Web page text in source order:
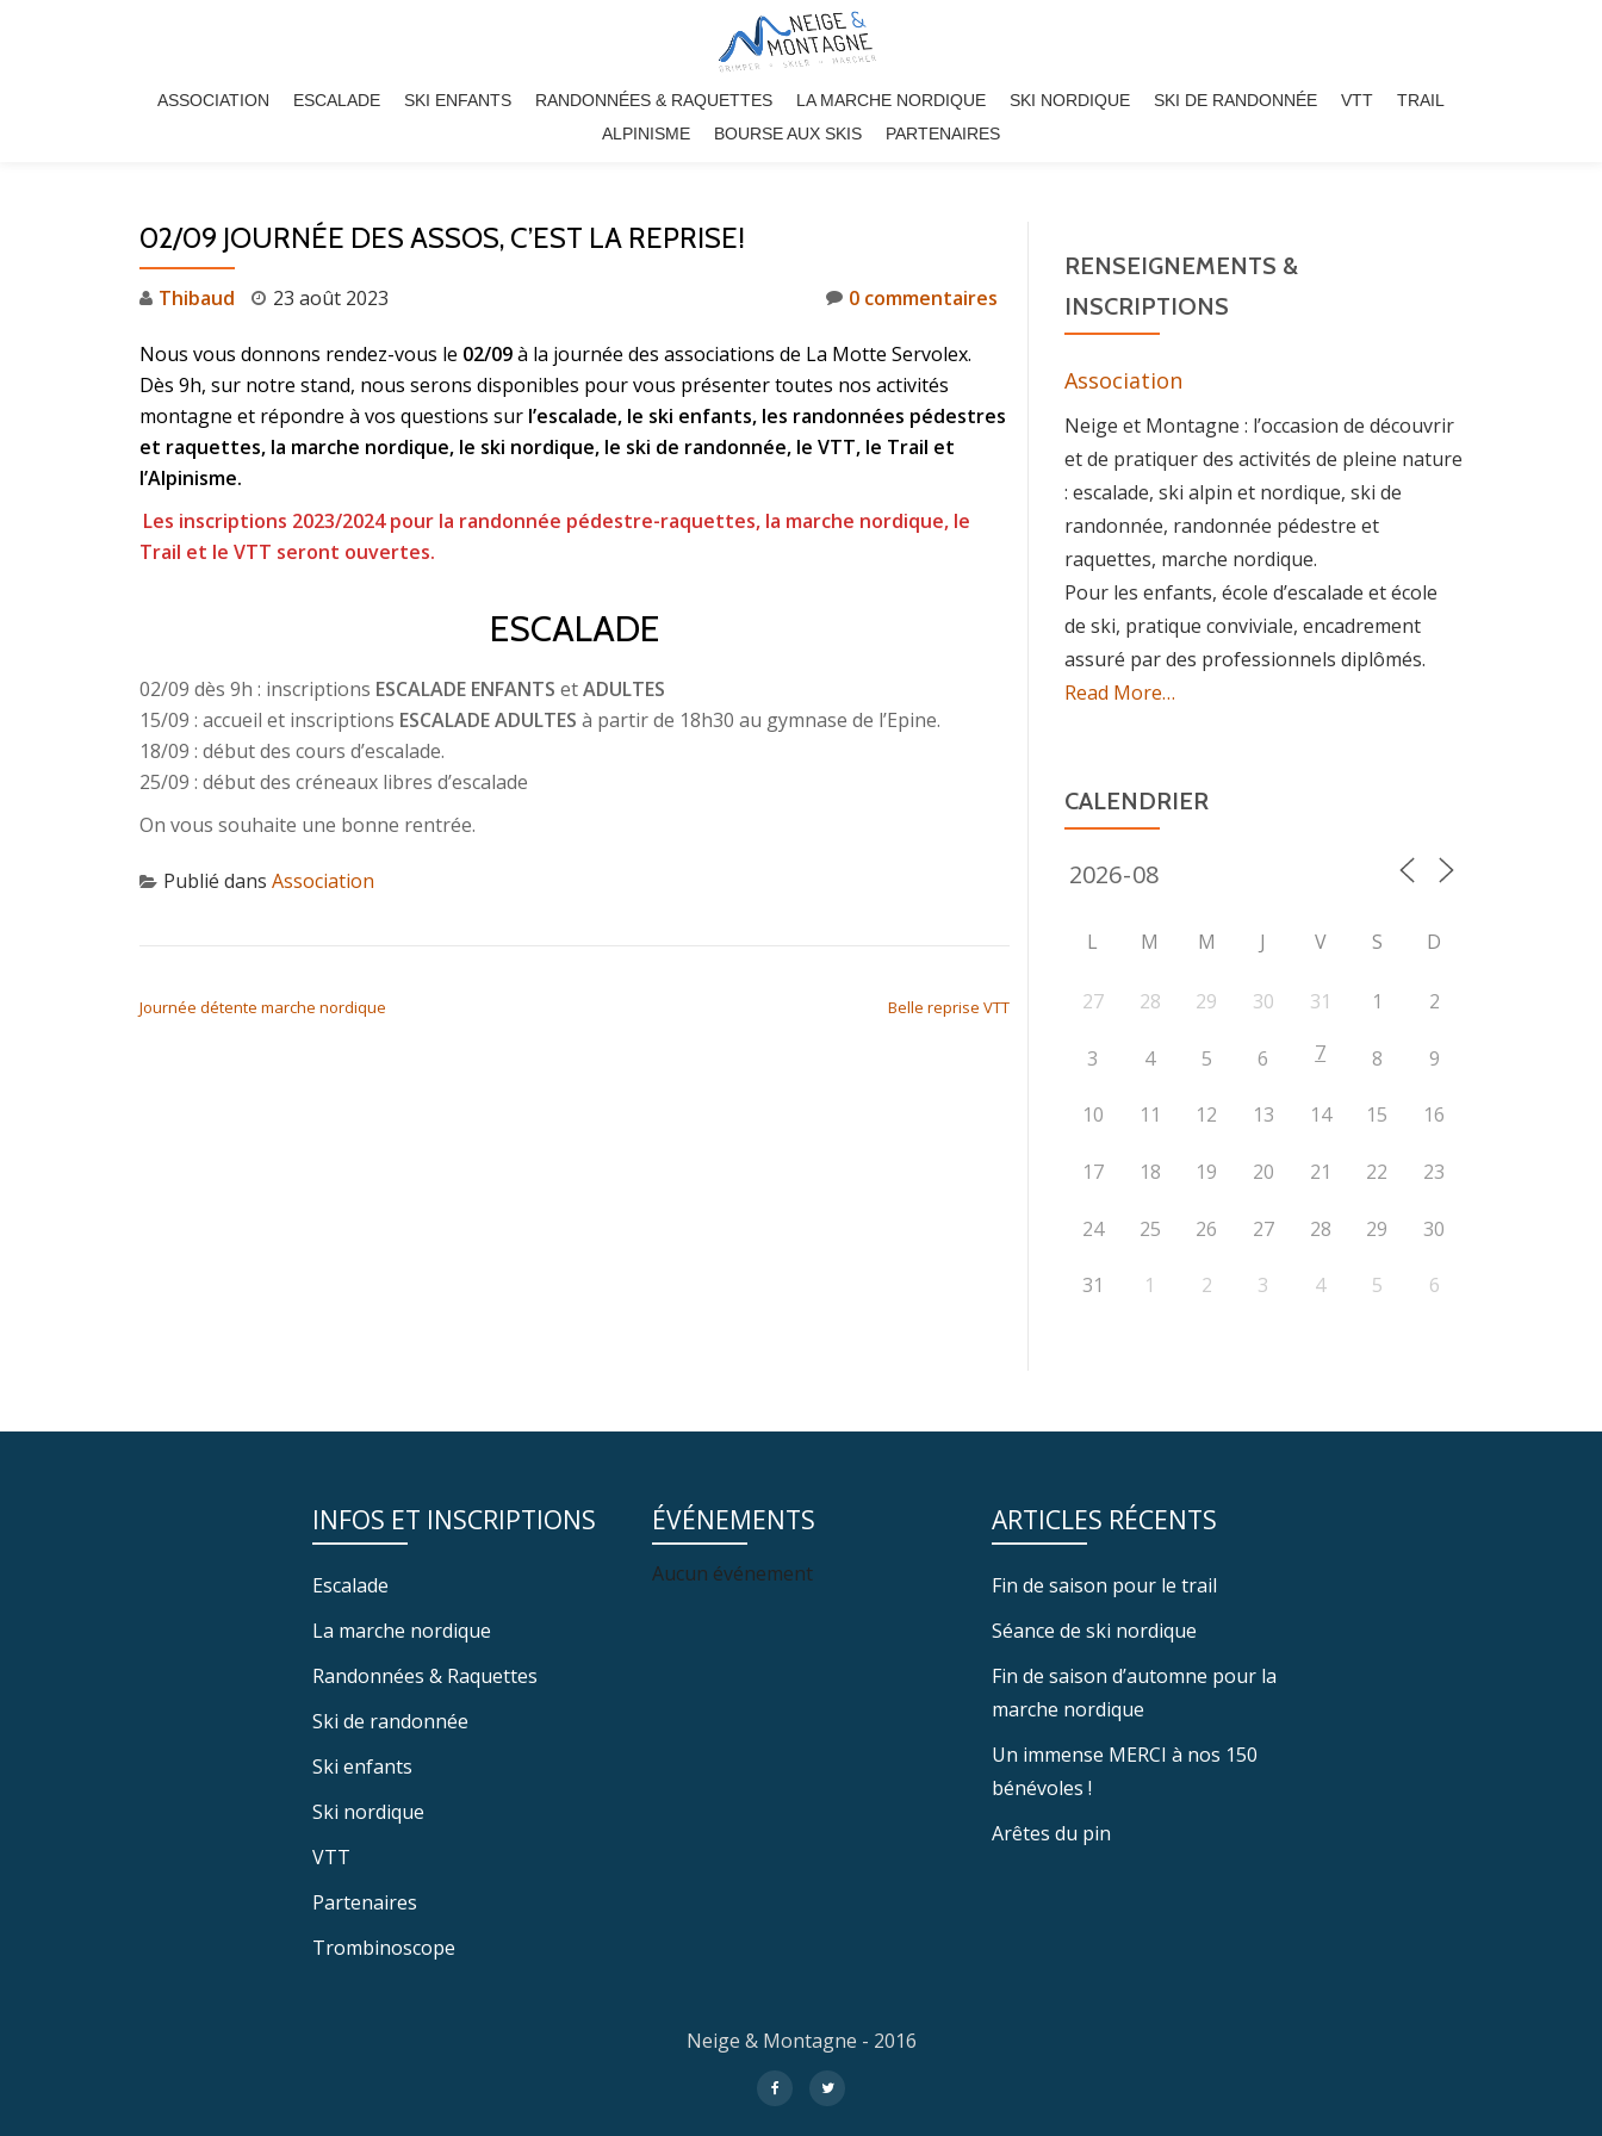
ASSOCIATION ESCALADE SKI ENFANTS RANDONNÉES & RAQUETTES LA MARCHE NORDIQUE SKI NORDIQUE SKI DE RANDONNÉE VTT
TRAIL
ALPINISME
BOURSE AUX SKIS PARTENAIRES
02/09 JOURNÉE DES ASSOS, C’EST LA REPRISE!
Thibaud 23 août 2023 0 commentaires
Nous vous donnons rendez-vous le 02/09à la journée des associations de La Motte Servolex.
Dès 9h, sur notre stand, nous serons disponibles pour vous présenter toutes nos activités
montagne et répondre à vos questions sur l’escalade, le ski enfants, les randonnées pédestres
et raquettes, la marche nordique, le ski nordique, le ski de randonnée, le VTT, le Trail et
l’Alpinisme.
Les inscriptions 2023/2024 pour la randonnée pédestre-raquettes, la marche nordique, le
Trail et le VTT seront ouvertes.
ESCALADE
02/09 dès 9h : inscriptions ESCALADE ENFANTS etADULTES
15/09 : accueil et inscriptions ESCALADE ADULTES à partir de 18h30 au gymnase de l’Epine.
18/09 : début des cours d’escalade.
25/09 : début des créneaux libres d’escalade
On vous souhaite une bonne rentrée.
Publié dans Association
Journée détente marche nordique Belle reprise VTT
RENSEIGNEMENTS &
INSCRIPTIONS
Association
Neige et Montagne : l’occasion de découvrir
et de pratiquer des activités de pleine nature
: escalade, ski alpin et nordique, ski de
randonnée, randonnée pédestre et
raquettes, marche nordique.
Pour les enfants, école d’escalade et école
de ski, pratique conviviale, encadrement
assuré par des professionnels diplômés.
Read Moreabout
…
CALENDRIER
L M M J V S D
27 28 29 30 31 1 2
3 4 5 6 7 8 9
10 11 12 13 14 15 16
17 18 19 20 21 22 23
24 25 26 27 28 29 30
31 1 2 3 4 5 6
INFOS ET INSCRIPTIONS
Escalade
La marche nordique
Randonnées & Raquettes
Ski de randonnée
Ski enfants
Ski nordique
VTT
Partenaires
Trombinoscope
ÉVÉNEMENTS
Aucun événement
ARTICLES RÉCENTS
Fin de saison pour le trail
Séance de ski nordique
Fin de saison d’automne pour la
marche nordique
Un immense MERCI à nos 150
bénévoles !
Arêtes du pin
Neige & Montagne - 2016
fa-
fa-